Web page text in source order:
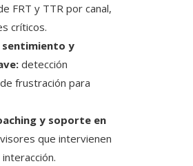
FRT y TTR por canal,
críticos.
sentimiento y
detección
frustración para
y soporte en
que intervienen